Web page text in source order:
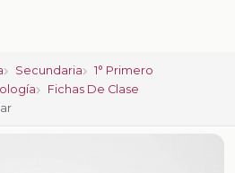
Secundaria
1° Primero
Fichas De Clase